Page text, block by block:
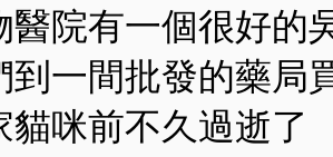
醫院有一個很好的
到一間批發的藥局
貓咪前不久過逝了